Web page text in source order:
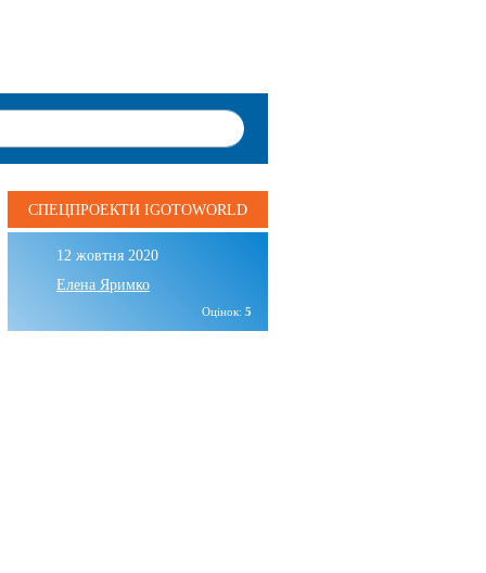
СПЕЦПРОЕКТИ IGOTOWORLD
12 жовтня 2020
Елена Яримко
Оцінок: 5